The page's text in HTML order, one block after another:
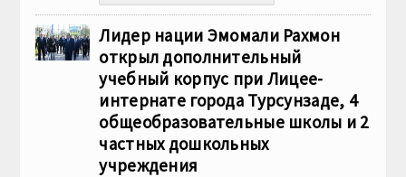
Лидер нации Эмомали Рахмон
открыл дополнительный
учебный корпус при Лицее-
интернате города Турсунзаде, 4
общеобразовательные школы и 2
частных дошкольных
учреждения